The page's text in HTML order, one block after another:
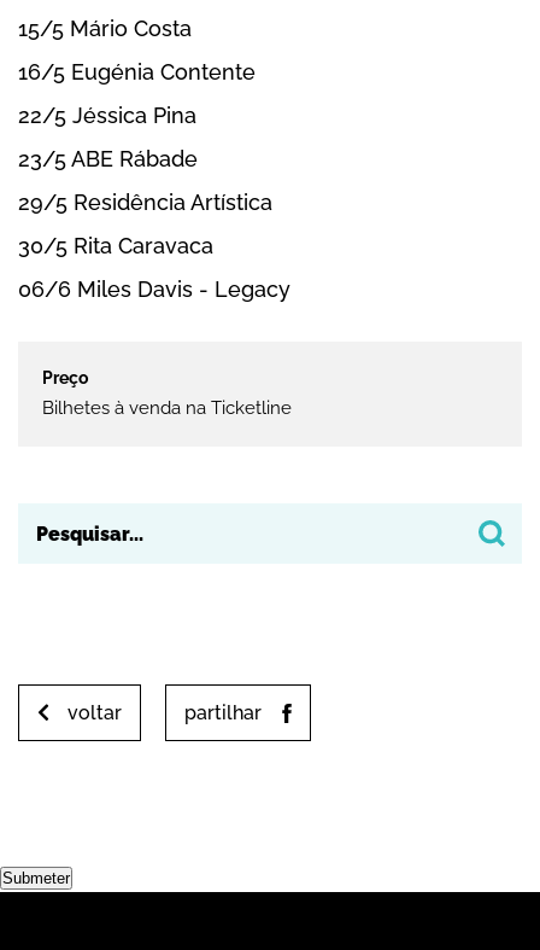
15/5 Mário Costa
16/5 Eugénia Contente
22/5 Jéssica Pina
23/5 ABE Rábade
29/5 Residência Artística
30/5 Rita Caravaca
06/6 Miles Davis - Legacy
Bilhetes à venda na Ticketline
voltar partilhar
Submeter